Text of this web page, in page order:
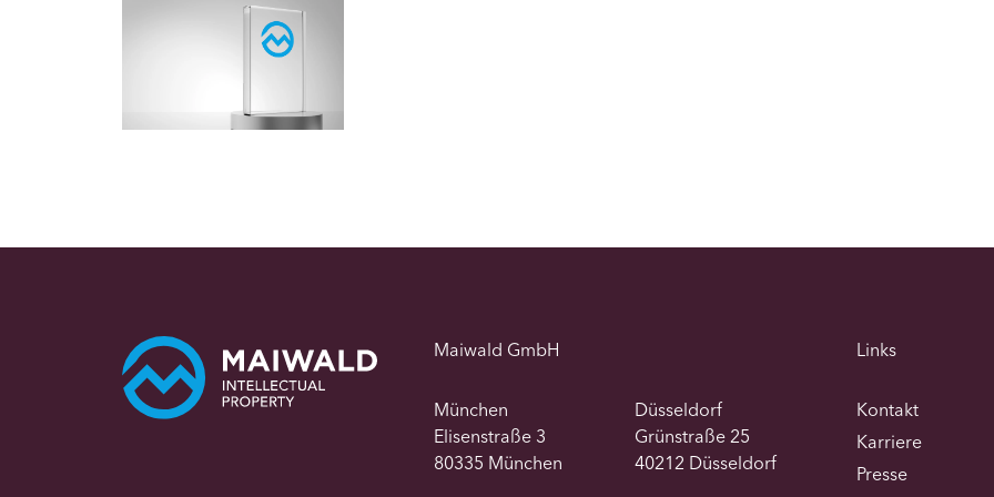
Maiwald GmbH
München
Elisenstraße 3
80335 München
Düsseldorf
Grünstraße 25
40212 Düsseldorf
Links
Kontakt
Karriere
Presse